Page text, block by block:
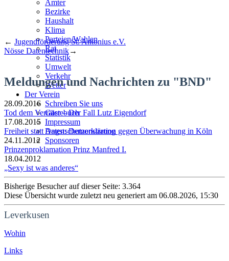
Ämter
Bezirke
Haushalt
Klima
Parteien/Wahlen
Rat
Statistik
Umwelt
Verkehr
Wetter
Der Verein
Schreiben Sie uns
Gästebuch
Impressum
Datenschutzerklärung
Sponsoren
← Jugendförderung St. Antonius e.V.
Nösse Datentechnik→
Meldungen und Nachrichten zu "BND"
28.09.2016
Tod dem Verräter – Der Fall Lutz Eigendorf
17.08.2015
Freiheit statt Angst: Demonstration gegen Überwachung in Köln
24.11.2012
Prinzenproklamation Prinz Manfred I.
18.04.2012
„Sexy ist was anderes“
Bisherige Besucher auf dieser Seite: 3.364
Diese Übersicht wurde zuletzt neu generiert am 06.08.2026, 15:30
Leverkusen
Wohin
Links